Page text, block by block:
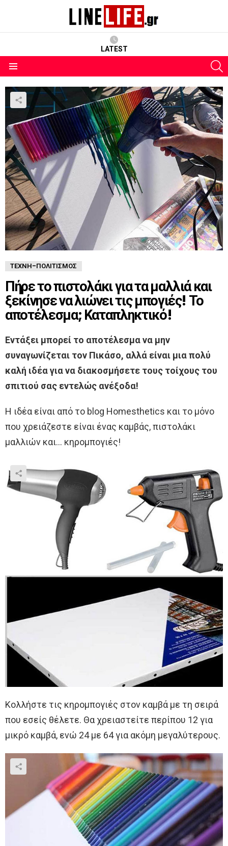
LATEST
ΤΈΧΝΗ-ΠΟΛΙΤΙΣΜΌΣ
Πήρε το πιστολάκι για τα μαλλιά και
ξεκίνησε να λιώνει τις μπογιές! Το
αποτέλεσμα; Καταπληκτικό!
Εντάξει μπορεί το αποτέλεσμα να μην
συναγωνίζεται τον Πικάσο, αλλά είναι μια πολύ
καλή ιδέα για να διακοσμήσετε τους τοίχους του
σπιτιού σας εντελώς ανέξοδα!
Η ιδέα είναι από το blog Homesthetics και το μόνο
που χρειάζεστε είναι ένας καμβάς, πιστολάκι
μαλλιών και… κηρομπογιές!
Κολλήστε τις κηρομπογιές στον καμβά με τη σειρά
που εσείς θέλετε. Θα χρειαστείτε περίπου 12 για
μικρό καμβά, ενώ 24 με 64 για ακόμη μεγαλύτερους.